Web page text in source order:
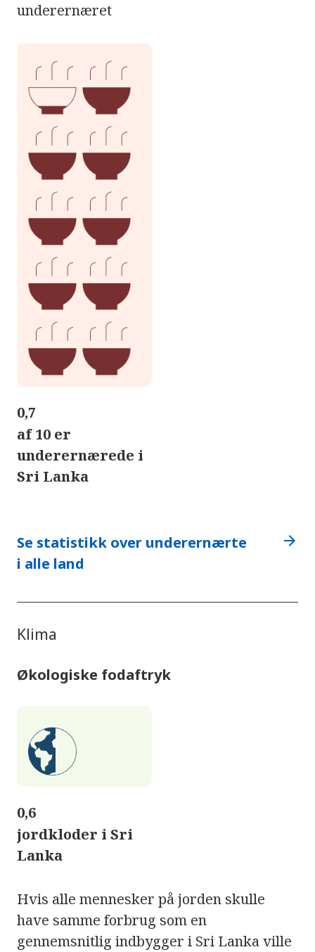
underernæret
0,7
af 10 er
underernærede i
Sri Lanka
Se statistikk over underernærte
i alle land
arrow_forward
Klima
Økologiske fodaftryk
0,6
jordkloder i Sri
Lanka
Hvis alle mennesker på jorden skulle
have samme forbrug som en
gennemsnitlig indbygger i Sri Lanka ville